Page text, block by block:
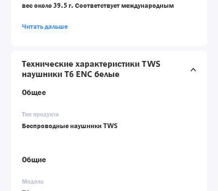
вес около 39.5 г. Соответствует международным
тестировании UL62368.
Читать дальше
Технические характеристики TWS
наушники T6 ENC белые
Общее
Тип продукта
Беспроводные наушники TWS
Общие
Модель